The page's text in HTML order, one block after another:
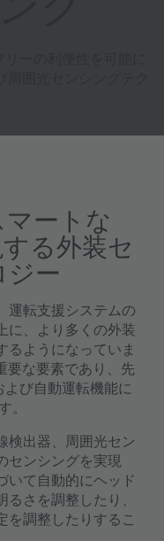
ートな
る外装セ
ジー
運転支援システムの
に、より多くの外装
るようになっていま
要な要素であり、先
び自動運転機能に
。
検出器、周囲光セン
センシングを実現
いて自動的にヘッド
さを調整したり、
を調整したりするこ